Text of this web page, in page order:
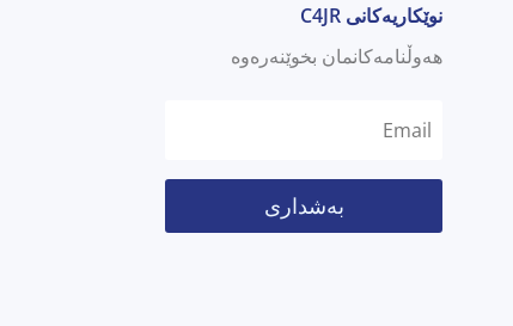
نوێکاریەکانی C4JR
هەوڵنامەکانمان بخوێنەرەوە
بەشداری